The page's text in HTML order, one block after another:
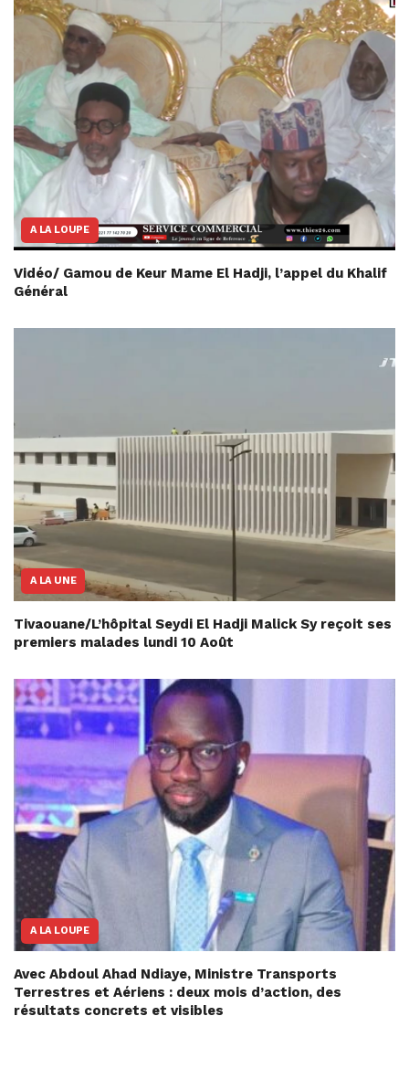
A LA LOUPE
Vidéo/ Gamou de Keur Mame El Hadji, l’appel du Khalif
Général
A LA UNE
Tivaouane/L’hôpital Seydi El Hadji Malick Sy reçoit ses
premiers malades lundi 10 Août
A LA LOUPE
Avec Abdoul Ahad Ndiaye, Ministre Transports
Terrestres et Aériens : deux mois d’action, des
résultats concrets et visibles